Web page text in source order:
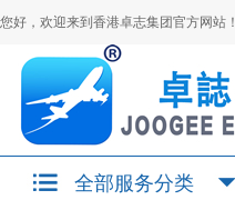
您好，欢迎来到香港卓志集团官方网站！
全部服务分类